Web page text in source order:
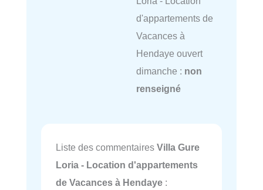
d'appartements de
Vacances à
Hendaye ouvert
dimanche : non
renseigné
Liste des commentaires Villa Gure
Loria - Location d'appartements
de Vacances à Hendaye :